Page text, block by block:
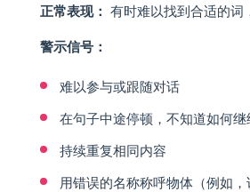
正常表现： 有时难以找到合适的词
警示信号：
难以参与或跟随对话
在句子中途停顿，不知道如何继
持续重复相同内容
用错误的名称称呼物体（例如，